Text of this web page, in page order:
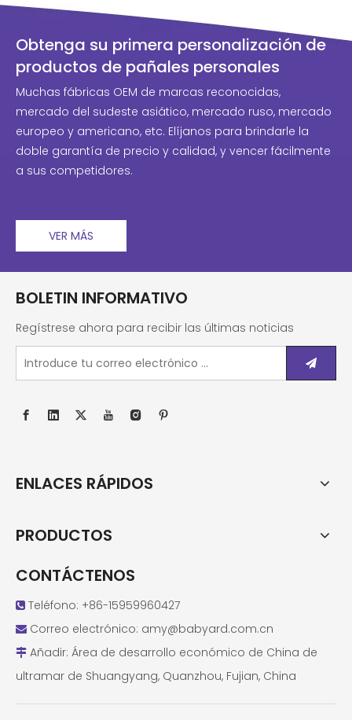
Obtenga su primera personalización de
productos de pañales personales
Muchas fábricas OEM de marcas reconocidas,
mercado del sudeste asiático, mercado ruso, mercado
europeo y americano, etc. Elíjanos para brindarle la
doble garantía de precio y calidad, y vencer fácilmente
a sus competidores.
VER MÁS
BOLETIN INFORMATIVO
Regístrese ahora para recibir las últimas noticias
ENLACES RÁPIDOS
PRODUCTOS
CONTÁCTENOS
 Teléfono: +86-15959960427
 Correo electrónico: amy@babyard.com.cn
 Añadir: Área de desarrollo económico de China de
ultramar de Shuangyang, Quanzhou, Fujian, China